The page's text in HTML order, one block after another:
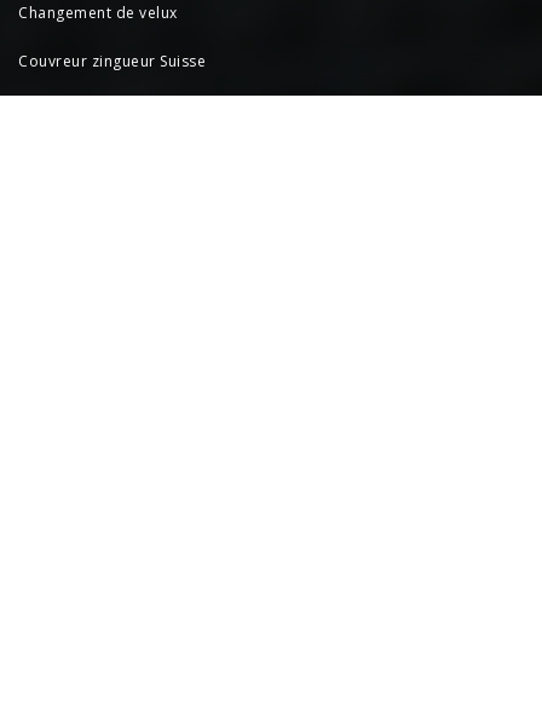
Changement de velux
Couvreur zingueur Suisse